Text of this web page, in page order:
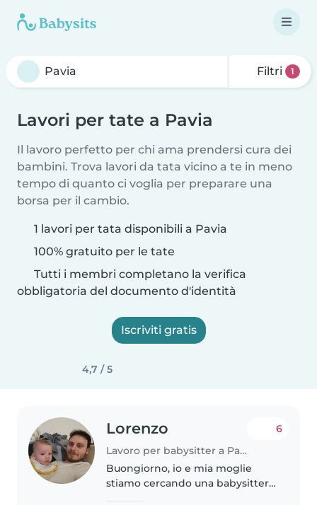
Filtri 1
Lavori per tate a Pavia
Il lavoro perfetto per chi ama prendersi cura dei
bambini. Trova lavori da tata vicino a te in meno
tempo di quanto ci voglia per preparare una
borsa per il cambio.
1 lavori per tata disponibili a Pavia
100% gratuito per le tate
Tutti i membri completano la verifica
obbligatoria del documento d'identità
Iscriviti gratis
4,7 / 5
Lorenzo
Lavoro per babysitter a Pavia
6
Buongiorno, io e mia moglie
stiamo cercando una babysitter